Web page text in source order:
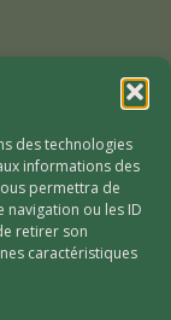
des technologies
informations des
permettra de
ou les ID
retirer son
caractéristiques